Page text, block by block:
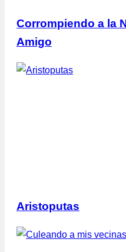
Corrompiendo a la
Amigo
Aristoputas